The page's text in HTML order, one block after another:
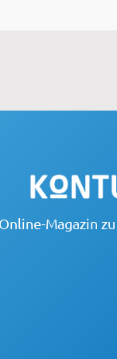
Magazin